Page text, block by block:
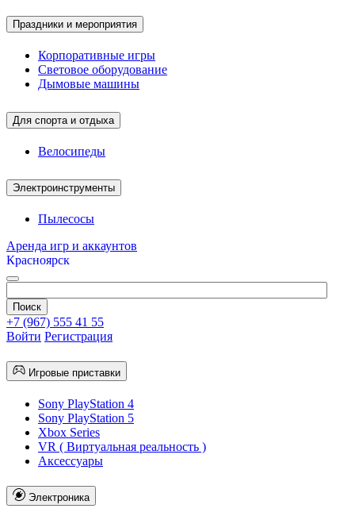
Праздники и мероприятия
Корпоративные игры
Световое оборудование
Дымовые машины
Для спорта и отдыха
Велосипеды
Электроинструменты
Пылесосы
Аренда игр и аккаунтов
Красноярск
+7 (967) 555 41 55
Войти Регистрация
Игровые приставки
Sony PlayStation 4
Sony PlayStation 5
Xbox Series
VR ( Виртуальная реальность )
Аксессуары
Электроника